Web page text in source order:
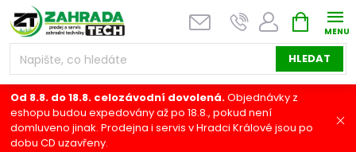
Přejít
na
obsah
HLEDAT
NÁKUPNÍ
KOŠÍK
Od 8.8. do 18.8. celozávodní dovolená.Objednávky z
eshopu budou expedovány až po 18.8., pokud není
domluveno jinak. Prodejna i servis v Hradci Králové jsou po
dobu CD uzavřeny.